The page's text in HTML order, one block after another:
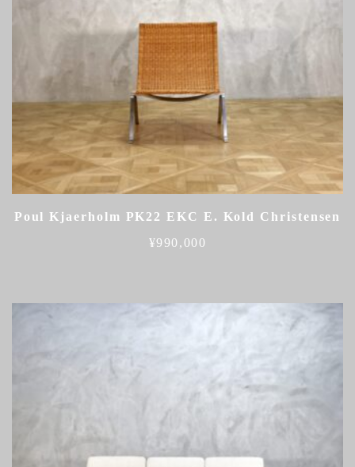
Poul Kjaerholm PK22 EKC E. Kold Christensen
¥990,000